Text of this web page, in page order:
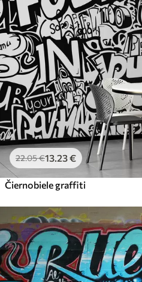
22.05€13.23€
Čiernobiele graffiti